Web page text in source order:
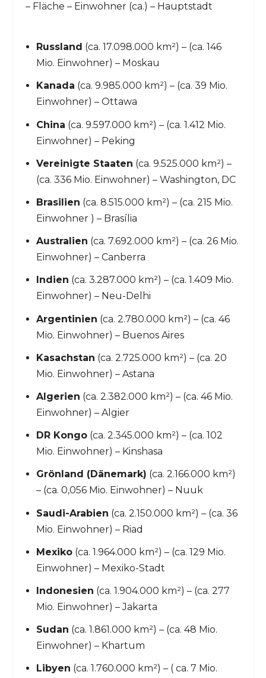
– Fläche – Einwohner (ca.) – Hauptstadt
Russland (ca. 17.098.000 km²) – (ca. 146
Mio. Einwohner) – Moskau
Kanada (ca. 9.985.000 km²) – (ca. 39 Mio.
Einwohner) – Ottawa
China (ca. 9.597.000 km²) – (ca. 1.412 Mio.
Einwohner) – Peking
Vereinigte Staaten (ca. 9.525.000 km²) –
(ca. 336 Mio. Einwohner) – Washington, DC
Brasilien (ca. 8.515.000 km²) – (ca. 215 Mio.
Einwohner ) – Brasília
Australien (ca. 7.692.000 km²) – (ca. 26 Mio.
Einwohner) – Canberra
Indien (ca. 3.287.000 km²) – (ca. 1.409 Mio.
Einwohner) – Neu-Delhi
Argentinien (ca. 2.780.000 km²) – (ca. 46
Mio. Einwohner) – Buenos Aires
Kasachstan (ca. 2.725.000 km²) – (ca. 20
Mio. Einwohner) – Astana
Algerien (ca. 2.382.000 km²) – (ca. 46 Mio.
Einwohner) – Algier
DR Kongo(ca. 2.345.000 km²) – (ca. 102
Mio. Einwohner) – Kinshasa
Grönland (Dänemark) (ca. 2.166.000 km²)
– (ca. 0,056 Mio. Einwohner) – Nuuk
Saudi-Arabien (ca. 2.150.000 km²) – (ca. 36
Mio. Einwohner) – Riad
Mexiko(ca. 1.964.000 km²) – (ca. 129 Mio.
Einwohner) – Mexiko-Stadt
Indonesien (ca. 1.904.000 km²) – (ca. 277
Mio. Einwohner) – Jakarta
Sudan (ca. 1.861.000 km²) – (ca. 48 Mio.
Einwohner) – Khartum
Libyen (ca. 1.760.000 km²) – ( ca. 7 Mio.